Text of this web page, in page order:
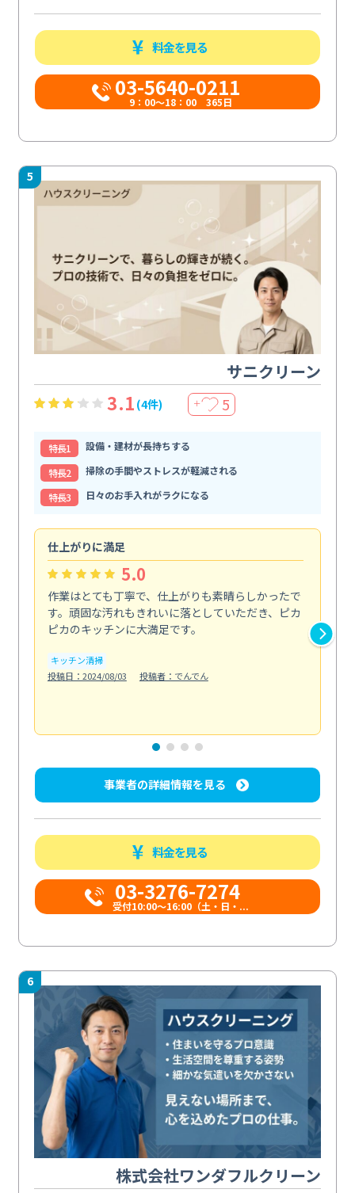
料金を見る
03-5640-0211
9：00～18：00 365日
5
サニクリーン
3.1 (4件) ＋ 5
特⻑1
設備・建材が長持ちする
特⻑2
掃除の手間やストレスが軽減される
特⻑3
日々のお手入れがラクになる
仕上がりに満足
5.0
作業はとても丁寧で、仕上がりも素晴らしかったで
す。頑固な汚れもきれいに落としていただき、ピカ
ピカのキッチンに大満足です。
キッチン清掃
投稿日：2024/08/03
投稿者：でんでん
事業者の詳細情報を見る
料金を見る
03-3276-7274
受付10:00〜16:00（土・日・...
6
株式会社ワンダフルクリーン